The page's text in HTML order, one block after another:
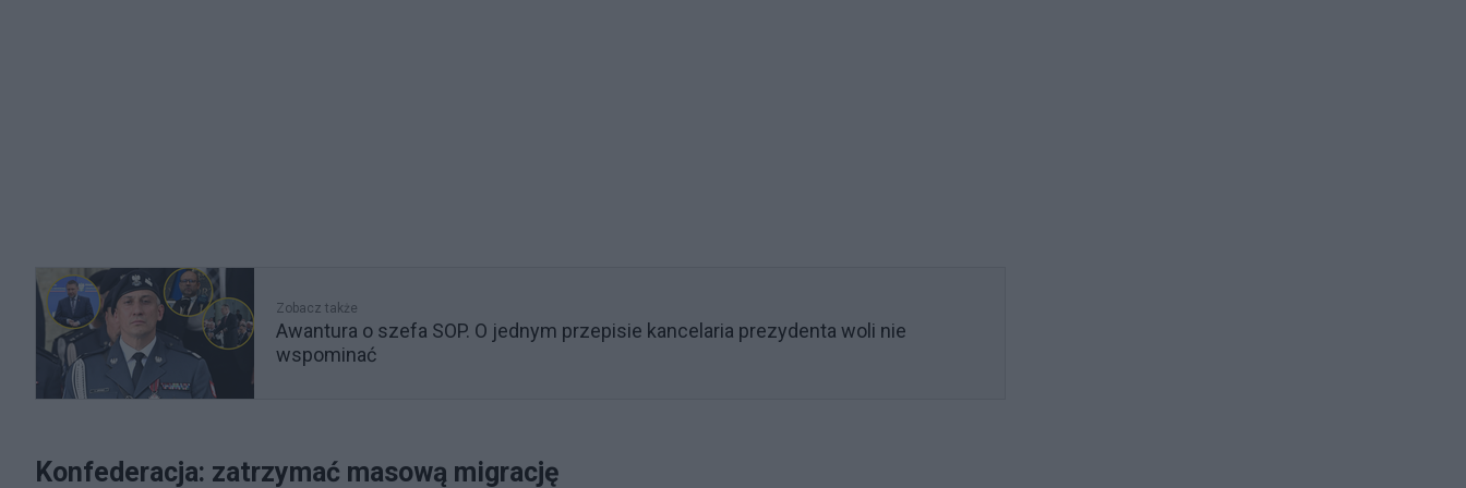
Zobacz także
Awantura o szefa SOP. O jednym przepisie kancelaria prezydenta woli nie
wspominać
Konfederacja: zatrzymać masową migrację